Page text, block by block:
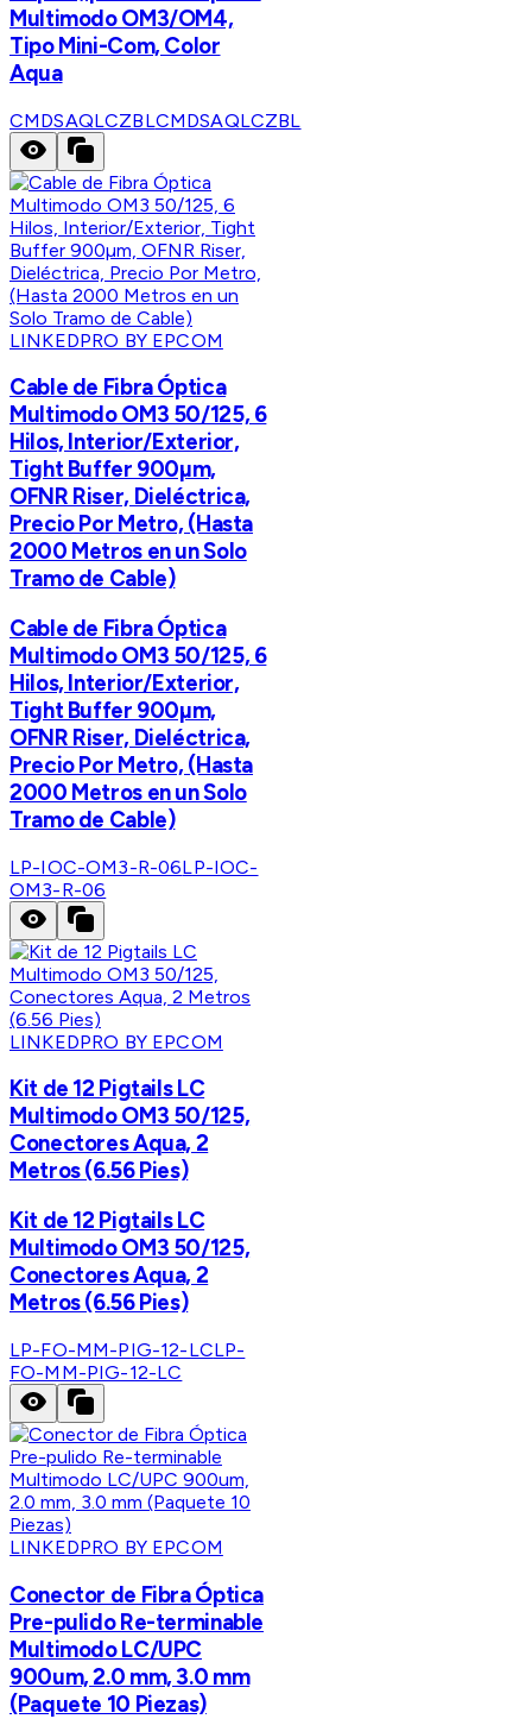
Multimodo OM3/OM4,
Tipo Mini-Com, Color
Aqua
CMDSAQLCZBLCMDSAQLCZBL
LINKEDPRO BY EPCOM
Cable de Fibra Óptica
Multimodo OM3 50/125, 6
Hilos, Interior/Exterior,
Tight Buffer 900µm,
OFNR Riser, Dieléctrica,
Precio Por Metro, (Hasta
2000 Metros en un Solo
Tramo de Cable)
Cable de Fibra Óptica
Multimodo OM3 50/125, 6
Hilos, Interior/Exterior,
Tight Buffer 900µm,
OFNR Riser, Dieléctrica,
Precio Por Metro, (Hasta
2000 Metros en un Solo
Tramo de Cable)
LP-IOC-OM3-R-06LP-IOC-
OM3-R-06
LINKEDPRO BY EPCOM
Kit de 12 Pigtails LC
Multimodo OM3 50/125,
Conectores Aqua, 2
Metros (6.56 Pies)
Kit de 12 Pigtails LC
Multimodo OM3 50/125,
Conectores Aqua, 2
Metros (6.56 Pies)
LP-FO-MM-PIG-12-LCLP-
FO-MM-PIG-12-LC
LINKEDPRO BY EPCOM
Conector de Fibra Óptica
Pre-pulido Re-terminable
Multimodo LC/UPC
900um, 2.0 mm, 3.0 mm
(Paquete 10 Piezas)